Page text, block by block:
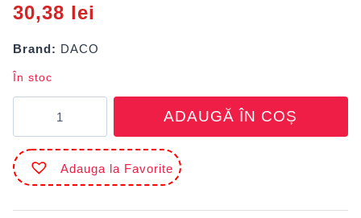
30,38 lei
Brand: DACO
În stoc
proiecte
60-
110
cm
ADAUGĂ ÎN COȘ
Adauga la Favorite